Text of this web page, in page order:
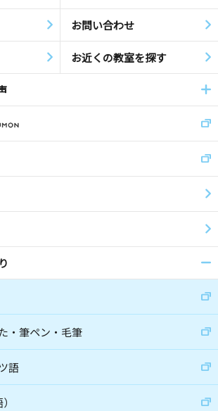
お問い合わせ
お近くの教室を探す
・筆ペン・毛筆
語